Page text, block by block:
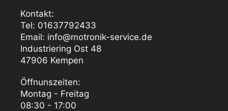
Kontakt:
Tel: 01637792433
Email: info@motronik-service.de
Industriering Ost 48
47906 Kempen
Öffnunszeiten:
Montag - Freitag
08:30 - 17:00